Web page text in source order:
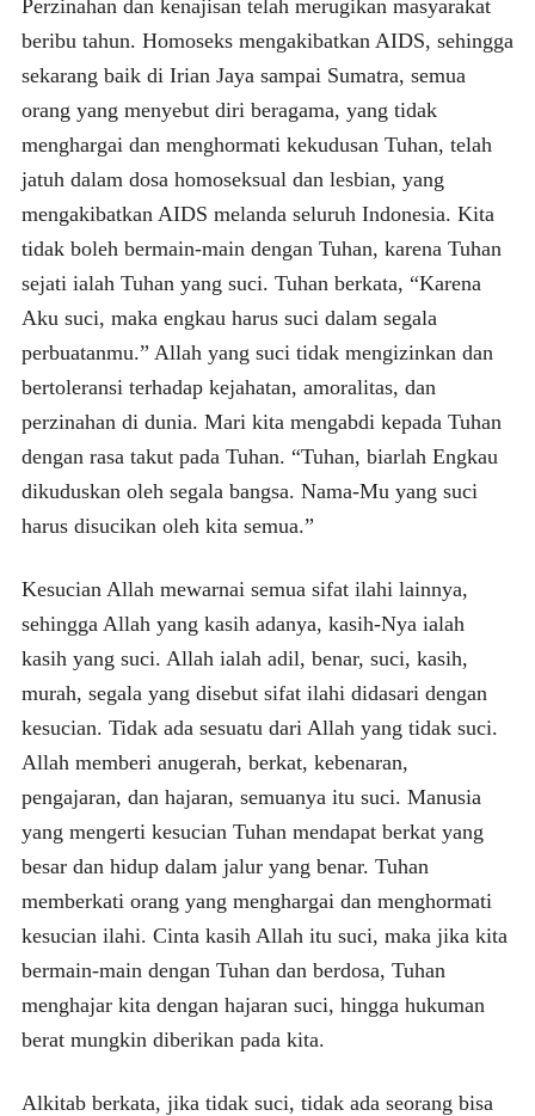
Perzinahan dan kenajisan telah merugikan masyarakat
beribu tahun. Homoseks mengakibatkan AIDS, sehingga
sekarang baik di Irian Jaya sampai Sumatra, semua
orang yang menyebut diri beragama, yang tidak
menghargai dan menghormati kekudusan Tuhan, telah
jatuh dalam dosa homoseksual dan lesbian, yang
mengakibatkan AIDS melanda seluruh Indonesia. Kita
tidak boleh bermain-main dengan Tuhan, karena Tuhan
sejati ialah Tuhan yang suci. Tuhan berkata, “Karena
Aku suci, maka engkau harus suci dalam segala
perbuatanmu.” Allah yang suci tidak mengizinkan dan
bertoleransi terhadap kejahatan, amoralitas, dan
perzinahan di dunia. Mari kita mengabdi kepada Tuhan
dengan rasa takut pada Tuhan. “Tuhan, biarlah Engkau
dikuduskan oleh segala bangsa. Nama-Mu yang suci
harus disucikan oleh kita semua.”
Kesucian Allah mewarnai semua sifat ilahi lainnya,
sehingga Allah yang kasih adanya, kasih-Nya ialah
kasih yang suci. Allah ialah adil, benar, suci, kasih,
murah, segala yang disebut sifat ilahi didasari dengan
kesucian. Tidak ada sesuatu dari Allah yang tidak suci.
Allah memberi anugerah, berkat, kebenaran,
pengajaran, dan hajaran, semuanya itu suci. Manusia
yang mengerti kesucian Tuhan mendapat berkat yang
besar dan hidup dalam jalur yang benar. Tuhan
memberkati orang yang menghargai dan menghormati
kesucian ilahi. Cinta kasih Allah itu suci, maka jika kita
bermain-main dengan Tuhan dan berdosa, Tuhan
menghajar kita dengan hajaran suci, hingga hukuman
berat mungkin diberikan pada kita.
Alkitab berkata, jika tidak suci, tidak ada seorang bisa